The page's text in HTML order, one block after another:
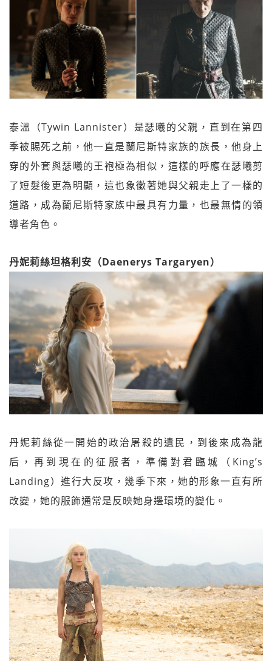
泰溫（Tywin Lannister）是瑟曦的父親，直到在第四
季被賜死之前，他一直是蘭尼斯特家族的族長，他身上
穿的外套與瑟曦的王袍極為相似，這樣的呼應在瑟曦剪
了短髮後更為明顯，這也象徵著她與父親走上了一樣的
道路，成為蘭尼斯特家族中最具有力量，也最無情的領
導者角色。
丹妮莉絲坦格利安（Daenerys Targaryen）
丹妮莉絲從一開始的政治屠殺的遺民，到後來成為龍
后，再到現在的征服者，準備對君臨城（King’s
Landing）進行大反攻，幾季下來，她的形象一直有所
改變，她的服飾通常是反映她身邊環境的變化。